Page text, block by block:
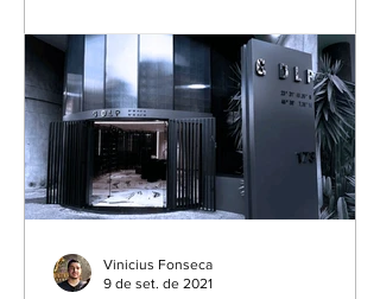
Vinicius Fonseca
9 de set. de 2021